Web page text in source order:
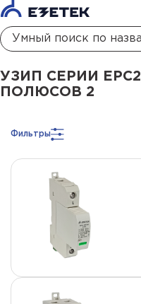
ГлавнаяКаталог УЗИПУЗИП
УЗИП СЕРИИ
ПОЛЮСОВ 2
Фильтры